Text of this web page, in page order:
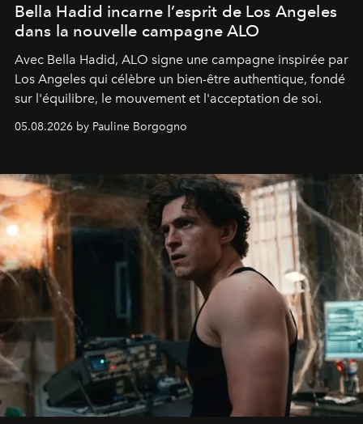
Bella Hadid incarne l’esprit de Los Angeles
dans la nouvelle campagne ALO
Avec Bella Hadid, ALO signe une campagne inspirée par
Los Angeles qui célèbre un bien-être authentique, fondé
sur l'équilibre, le mouvement et l'acceptation de soi.
05.08.2026 by Pauline Borgogno